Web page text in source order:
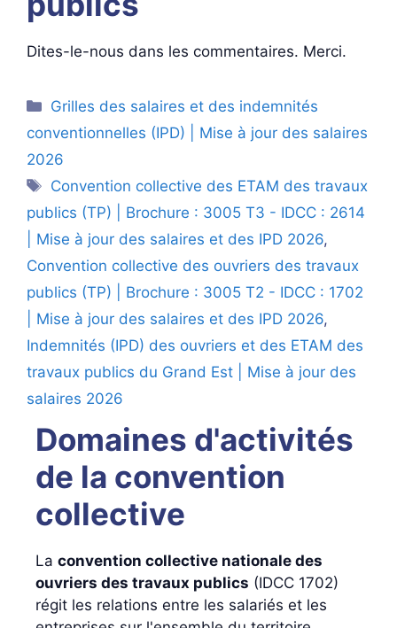
Dites-le-nous dans les commentaires. Merci.
Catégories
Grilles des salaires et des indemnités
conventionnelles (IPD) | Mise à jour des salaires
2026
Étiquettes
Convention collective des ETAM des travaux
publics (TP) | Brochure : 3005 T3 - IDCC : 2614
| Mise à jour des salaires et des IPD 2026,
Convention collective des ouvriers des travaux
publics (TP) | Brochure : 3005 T2 - IDCC : 1702
| Mise à jour des salaires et des IPD 2026,
Indemnités (IPD) des ouvriers et des ETAM des
travaux publics du Grand Est | Mise à jour des
salaires 2026
Domaines d'activités
de la convention
collective
La convention collective nationale des
ouvriers des travaux publics (IDCC 1702)
régit les relations entre les salariés et les